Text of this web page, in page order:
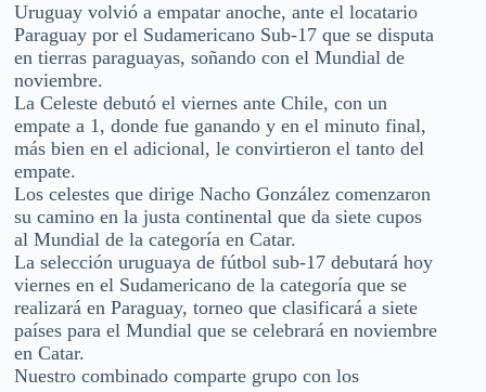
Uruguay volvió a empatar anoche, ante el locatario
Paraguay por el Sudamericano Sub-17 que se disputa
en tierras paraguayas, soñando con el Mundial de
noviembre.
La Celeste debutó el viernes ante Chile, con un
empate a 1, donde fue ganando y en el minuto final,
más bien en el adicional, le convirtieron el tanto del
empate.
Los celestes que dirige Nacho González comenzaron
su camino en la justa continental que da siete cupos
al Mundial de la categoría en Catar.
La selección uruguaya de fútbol sub-17 debutará hoy
viernes en el Sudamericano de la categoría que se
realizará en Paraguay, torneo que clasificará a siete
países para el Mundial que se celebrará en noviembre
en Catar.
Nuestro combinado comparte grupo con los